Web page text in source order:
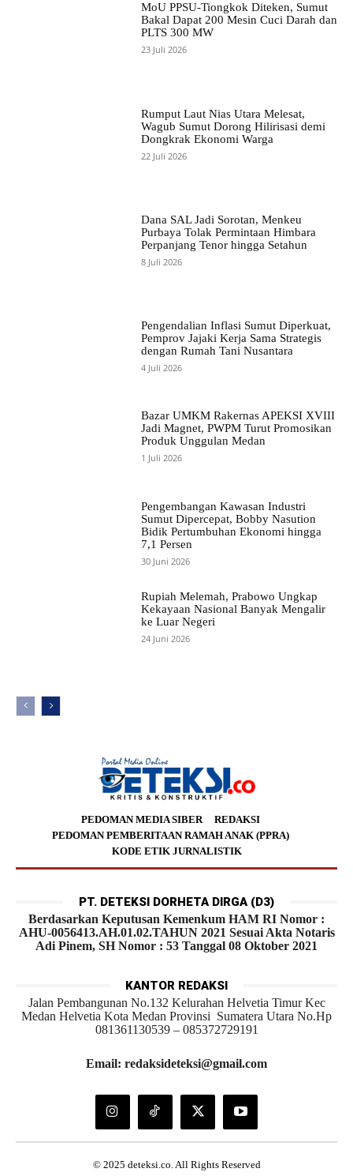
MoU PPSU-Tiongkok Diteken, Sumut
Bakal Dapat 200 Mesin Cuci Darah dan
PLTS 300 MW
23 Juli 2026
Rumput Laut Nias Utara Melesat,
Wagub Sumut Dorong Hilirisasi demi
Dongkrak Ekonomi Warga
22 Juli 2026
Dana SAL Jadi Sorotan, Menkeu
Purbaya Tolak Permintaan Himbara
Perpanjang Tenor hingga Setahun
8 Juli 2026
Pengendalian Inflasi Sumut Diperkuat,
Pemprov Jajaki Kerja Sama Strategis
dengan Rumah Tani Nusantara
4 Juli 2026
Bazar UMKM Rakernas APEKSI XVIII
Jadi Magnet, PWPM Turut Promosikan
Produk Unggulan Medan
1 Juli 2026
Pengembangan Kawasan Industri
Sumut Dipercepat, Bobby Nasution
Bidik Pertumbuhan Ekonomi hingga
7,1 Persen
30 Juni 2026
Rupiah Melemah, Prabowo Ungkap
Kekayaan Nasional Banyak Mengalir
ke Luar Negeri
24 Juni 2026
PEDOMAN MEDIA SIBER
REDAKSI
PEDOMAN PEMBERITAAN RAMAH ANAK (PPRA)
KODE ETIK JURNALISTIK
PT. DETEKSI DORHETA DIRGA (D3)
Berdasarkan Keputusan Kemenkum HAM RI Nomor :
AHU-0056413.AH.01.02.TAHUN 2021 Sesuai Akta Notaris
Adi Pinem, SH Nomor : 53 Tanggal 08 Oktober 2021
KANTOR REDAKSI
Jalan Pembangunan No.132 Kelurahan Helvetia Timur Kec
Medan Helvetia Kota Medan Provinsi Sumatera Utara No.Hp
081361130539 – 085372729191
Email: redaksideteksi@gmail.com
© 2025 deteksi.co. All Rights Reserved